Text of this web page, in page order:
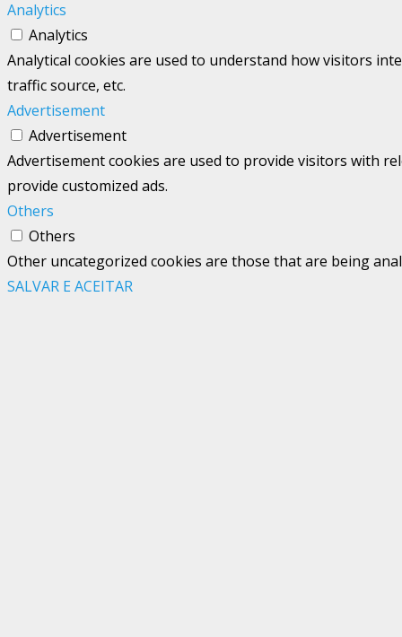
Analytics
Analytics
Analytical cookies are used to understand how visitors
traffic source, etc.
Advertisement
Advertisement
Advertisement cookies are used to provide visitors with
provide customized ads.
Others
Others
Other uncategorized cookies are those that are being
SALVAR E ACEITAR